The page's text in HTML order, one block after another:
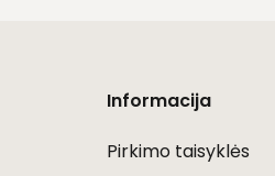
Informacija
Pirkimo taisyklės